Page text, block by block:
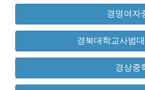
경명여자
경북대학교사범
경상중